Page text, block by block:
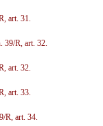
art. 31.
39/R, art. 32.
art. 32.
art. 33.
R, art. 34.